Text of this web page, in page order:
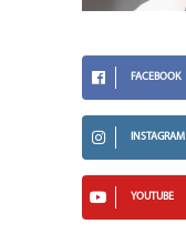
FACEBOOK
INSTAGRAM
YOUTUBE